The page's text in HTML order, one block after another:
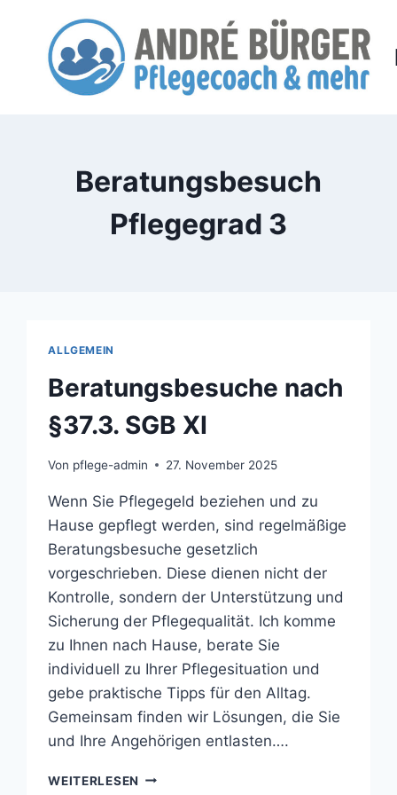
springen
Beratungsbesuch
Pflegegrad 3
ALLGEMEIN
Beratungsbesuche nach
§37.3. SGB XI
Von pflege-admin 27. November 2025
Wenn Sie Pflegegeld beziehen und zu
Hause gepflegt werden, sind regelmäßige
Beratungsbesuche gesetzlich
vorgeschrieben. Diese dienen nicht der
Kontrolle, sondern der Unterstützung und
Sicherung der Pflegequalität. Ich komme
zu Ihnen nach Hause, berate Sie
individuell zu Ihrer Pflegesituation und
gebe praktische Tipps für den Alltag.
Gemeinsam finden wir Lösungen, die Sie
und Ihre Angehörigen entlasten….
WEITERLESEN BERATUNGSBESUCHE